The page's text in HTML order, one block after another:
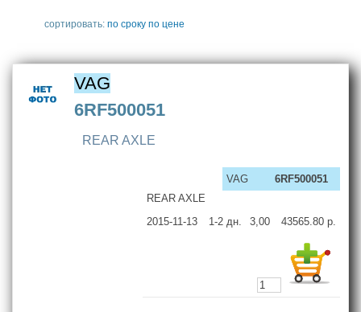
сортировать: по сроку по цене
VAG
6RF500051
REAR AXLE
VAG
6RF500051
REAR AXLE
2015-11-13
1-2 дн. 3,00 43565.80 р.